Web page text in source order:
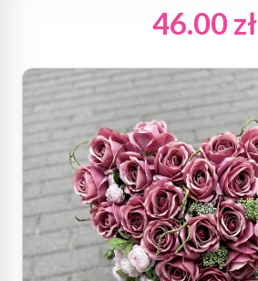
46.00zł